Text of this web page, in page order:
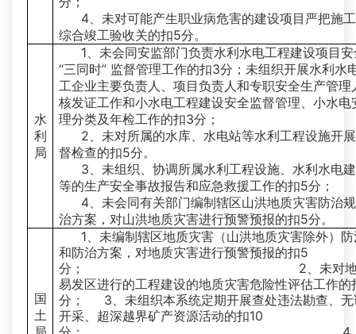
4、未对可能产生职业病危害的建设项目严把施
综合竣工验收关的扣5分。
水
利
局
1、未会同安监部门负责水利水电工程建设项目
“三同时” 监督管理工作的扣3分；未组织开展水利水
工企业主要负责人、项目负责人和专职安全生产管理
核发证工作和小水电工程建设安全监督管理、小水电
理分类及年检工作的扣3分；
2、未对所属的水库、水电站等水利工程设施开
督检查的扣5分。
3、未组织、协调所属水利工程设施、水利水电
等的生产安全事故报告和应急救援工作的扣5分；
4、未会同有关部门编制辖区山洪地质灾害防治
治方案，对山洪地质灾害进行预警预报的扣5分。
国
土
1、未编制辖区地质灾害（山洪地质灾害除外）
和防治方案，对地质灾害进行预警预报的扣5
分； 2、未对地质
易发区进行的工程建设的地质灾害危险性评估工作的
分； 3、未组织本系统定期开展查处违法勘查、无
开采、超深越界矿产资源活动的扣10